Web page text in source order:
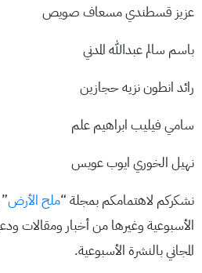
عزيز قسطندي مسعاف صويص
باسم سالم عبدالله المدني
رائد انطون نزيه حجازين
سامي فيليب ابراهيم علم
نهيل الخوري ايوب عويس
نشكركم لاهتمامكم بمجلة “ملح الأرض
الأسبوعية وغيرها من أخبار ومقالات
المجاني بالنشرة الأسبوعية.